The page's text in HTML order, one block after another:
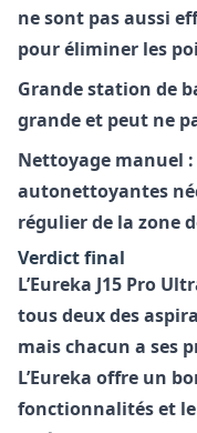
ne sont pas aussi
pour éliminer les
Grande station de
grande et peut ne
Nettoyage manuel :
autonettoyantes
régulier de la zone
Verdict final
L’Eureka J15 Pro
tous deux des
mais chacun a ses
L’Eureka offre un
fonctionnalités et